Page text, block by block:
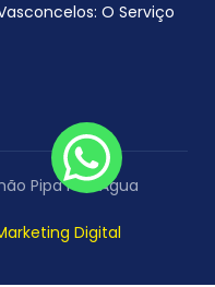
O Serviço
Pipa Poá Água
Digital